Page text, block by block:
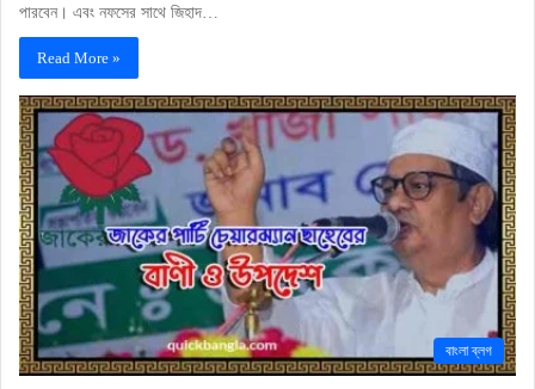
পারবেন। এবং নফসের সাথে জিহাদ…
Read More »
বাংলা ব্লগ